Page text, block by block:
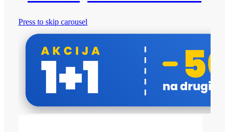
Press to skip carousel